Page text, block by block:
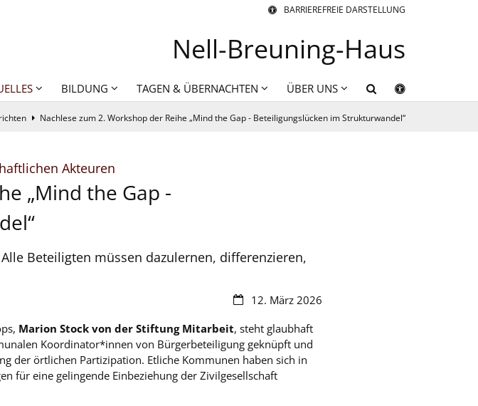
BARRIEREFREIE DARSTELLUNG
Nell-Breuning-Haus
BILDUNG TAGEN & ÜBERNACHTEN ÜBER UNS
Nachlese zum 2. Workshop der Reihe „Mind the Gap - Beteiligungslücken im Strukturwandel“
Akteuren:
„Mind the Gap -
Beteiligten müssen dazulernen, differenzieren,
Datum:12. März 2026
Marion Stock von der Stiftung Mitarbeit, steht glaubhaft
Koordinator*innen von Bürgerbeteiligung geknüpft und
der örtlichen Partizipation. Etliche Kommunen haben sich in
für eine gelingende Einbeziehung der Zivilgesellschaft